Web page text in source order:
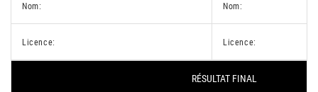
Nom: Nom:
Licence: Licence:
RÉSULTAT FINAL